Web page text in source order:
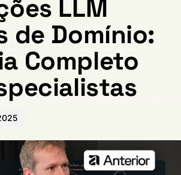
LLM
de Domínio:
Completo